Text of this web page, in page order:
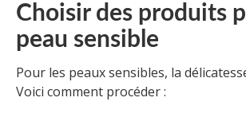
Choisir des produits
peau sensible
Pour les peaux sensibles, la
Voici comment procéder :